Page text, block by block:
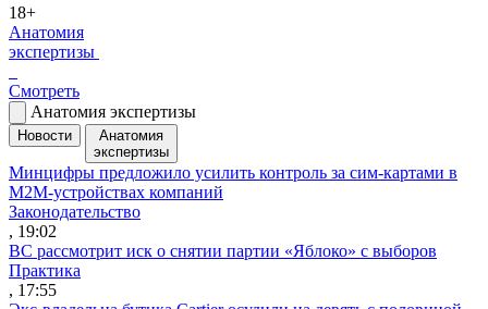
18+
Анатомия
экспертизы
Смотреть
Анатомия экспертизы
Новости
Анатомия
экспертизы
Минцифры предложило усилить контроль за сим-картами в
M2M-устройствах компаний
Законодательство
, 19:02
ВС рассмотрит иск о снятии партии «Яблоко» с выборов
Практика
, 17:55